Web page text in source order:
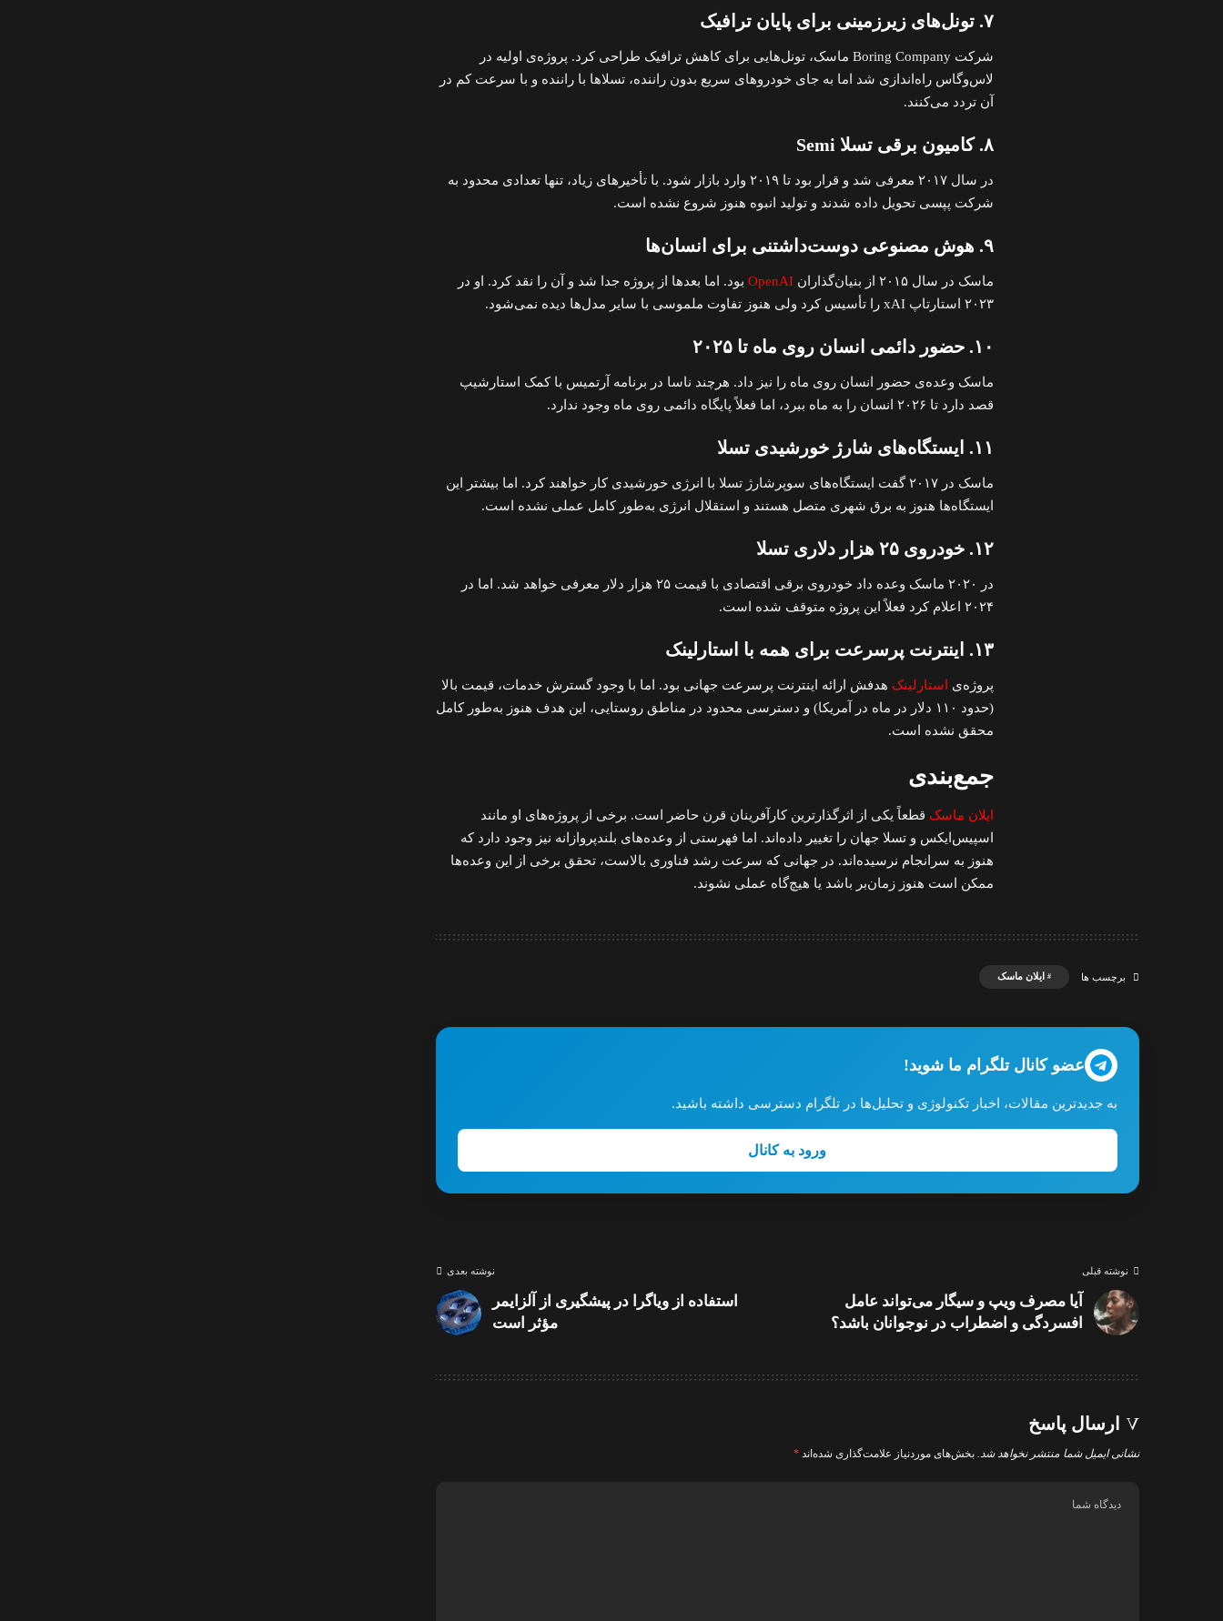
۷. تونل‌های زیرزمینی برای پایان ترافیک
شرکت Boring Company ماسک، تونل‌هایی برای کاهش ترافیک طراحی کرد. پروژه‌ی اولیه در
لاس‌وگاس راه‌اندازی شد اما به جای خودروهای سریع بدون راننده، تسلاها با راننده و با سرعت کم در
آن تردد می‌کنند.
۸. کامیون برقی تسلا Semi
در سال ۲۰۱۷ معرفی شد و قرار بود تا ۲۰۱۹ وارد بازار شود. با تأخیرهای زیاد، تنها تعدادی محدود به
شرکت پپسی تحویل داده شدند و تولید انبوه هنوز شروع نشده است.
۹. هوش مصنوعی دوست‌داشتنی برای انسان‌ها
ماسک در سال ۲۰۱۵ از بنیان‌گذاران OpenAI بود. اما بعدها از پروژه جدا شد و آن را نقد کرد. او در
۲۰۲۳ استارتاپ xAI را تأسیس کرد ولی هنوز تفاوت ملموسی با سایر مدل‌ها دیده نمی‌شود.
۱۰. حضور دائمی انسان روی ماه تا ۲۰۲۵
ماسک وعده‌ی حضور انسان روی ماه را نیز داد. هرچند ناسا در برنامه آرتمیس با کمک استارشیپ
قصد دارد تا ۲۰۲۶ انسان را به ماه ببرد، اما فعلاً پایگاه دائمی روی ماه وجود ندارد.
۱۱. ایستگاه‌های شارژ خورشیدی تسلا
ماسک در ۲۰۱۷ گفت ایستگاه‌های سوپرشارژ تسلا با انرژی خورشیدی کار خواهند کرد. اما بیشتر این
ایستگاه‌ها هنوز به برق شهری متصل هستند و استقلال انرژی به‌طور کامل عملی نشده است.
۱۲. خودروی ۲۵ هزار دلاری تسلا
در ۲۰۲۰ ماسک وعده داد خودروی برقی اقتصادی با قیمت ۲۵ هزار دلار معرفی خواهد شد. اما در
۲۰۲۴ اعلام کرد فعلاً این پروژه متوقف شده است.
۱۳. اینترنت پرسرعت برای همه با استارلینک
پروژه‌ی استارلینک هدفش ارائه اینترنت پرسرعت جهانی بود. اما با وجود گسترش خدمات، قیمت بالا
(حدود ۱۱۰ دلار در ماه در آمریکا) و دسترسی محدود در مناطق روستایی، این هدف هنوز به‌طور کامل
محقق نشده است.
جمع‌بندی
ایلان ماسک قطعاً یکی از اثرگذارترین کارآفرینان قرن حاضر است. برخی از پروژه‌های او مانند
اسپیس‌ایکس و تسلا جهان را تغییر داده‌اند. اما فهرستی از وعده‌های بلندپروازانه نیز وجود دارد که
هنوز به سرانجام نرسیده‌اند. در جهانی که سرعت رشد فناوری بالاست، تحقق برخی از این وعده‌ها
ممکن است هنوز زمان‌بر باشد یا هیچ‌گاه عملی نشوند.
برچسب ها ایلان ماسک
عضو کانال تلگرام ما شوید!
به جدیدترین مقالات، اخبار تکنولوژی و تحلیل‌ها در تلگرام دسترسی داشته باشید.
ورود به کانال
نوشته قبلی
آیا مصرف ویپ و سیگار می‌تواند عامل
افسردگی و اضطراب در نوجوانان باشد؟
نوشته بعدی
استفاده از ویاگرا در پیشگیری از آلزایمر
مؤثر است
ارسال پاسخ
نشانی ایمیل شما منتشر نخواهد شد. بخش‌های موردنیاز علامت‌گذاری شده‌اند *